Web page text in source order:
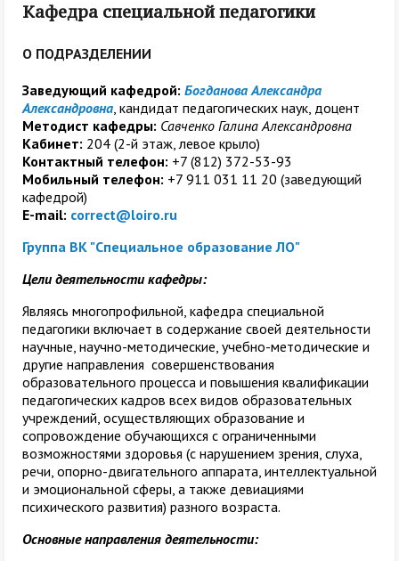
Кафедра специальной педагогики
О ПОДРАЗДЕЛЕНИИ
Заведующий кафедрой: Богданова Александра
Александровна, кандидат педагогических наук, доцент
Методист кафедры: Савченко Галина Александровна
Кабинет: 204 (2-й этаж, левое крыло)
Контактный телефон: +7 (812) 372-53-93
Мобильный телефон: +7 911 031 11 20 (заведующий
кафедрой)
E-mail: correct@loiro.ru
Группа ВК "Специальное образование ЛО"
Цели деятельности кафедры:
Являясь многопрофильной, кафедра специальной
педагогики включает в содержание своей деятельности
научные, научно-методические, учебно-методические и
другие направления совершенствования
образовательного процесса и повышения квалификации
педагогических кадров всех видов образовательных
учреждений, осуществляющих образование и
сопровождение обучающихся с ограниченными
возможностями здоровья (с нарушением зрения, слуха,
речи, опорно-двигательного аппарата, интеллектуальной
и эмоциональной сферы, а также девиациями
психического развития) разного возраста.
Основные направления деятельности: